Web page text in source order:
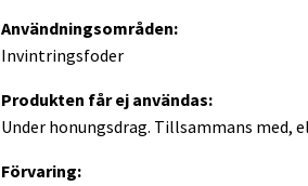
Användningsområden:
Invintringsfoder
Produkten får ej användas:
Under honungsdrag. Tillsammans med,
Förvaring: